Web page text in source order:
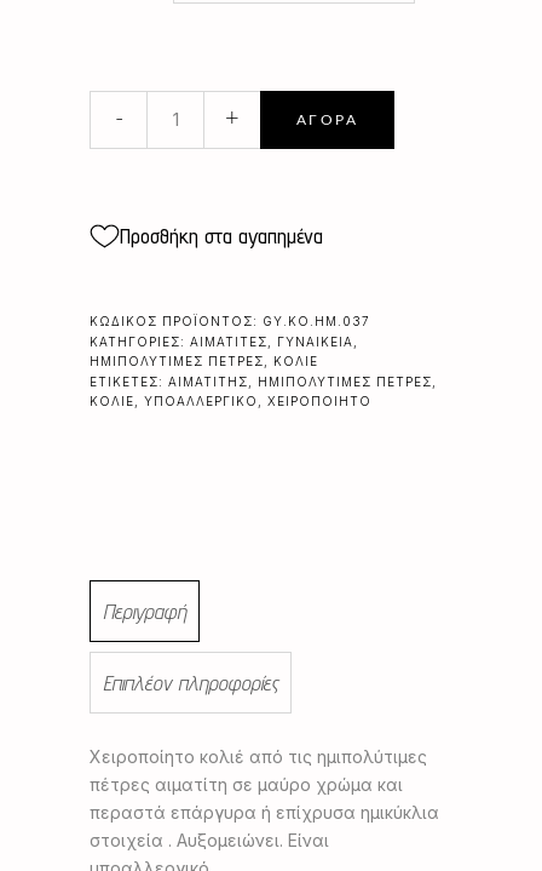
ΗΜΙΚΥΚΛΙΑ
- + ΑΓΟΡΆ
Προσθήκη στα αγαπημένα
ΚΩΔΙΚΌΣ ΠΡΟΪΌΝΤΟΣ: GY.KO.HM.037
ΚΑΤΗΓΟΡΊΕΣ: ΑΙΜΑΤΊΤΕΣ ΓΥΝΑΙΚΕΊΑ
ΗΜΙΠΟΛΎΤΙΜΕΣ ΠΈΤΡΕΣ
ΚΟΛΙΈ
ΕΤΙΚΈΤΕΣ: ΑΙΜΑΤΊΤΗΣ ΗΜΙΠΟΛΎΤΙΜΕΣ ΠΈΤΡΕΣ
ΚΟΛΙΈ
ΥΠΟΑΛΛΕΡΓΙΚΌ ΧΕΙΡΟΠΟΊΗΤΟ
Περιγραφή
Επιπλέον πληροφορίες
Χειροποίητο κολιέ από τις ημιπολύτιμες
πέτρες αιματίτη σε μαύρο χρώμα και
περαστά επάργυρα ή επίχρυσα ημικύκλια
στοιχεία . Αυξομειώνει. Είναι